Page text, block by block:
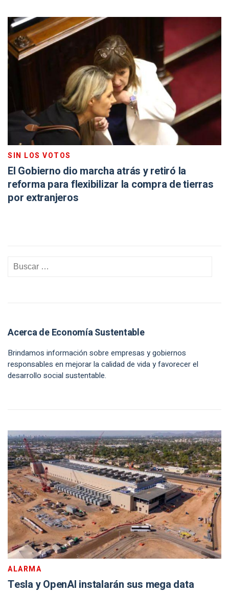
SIN LOS VOTOS
El Gobierno dio marcha atrás y retiró la
reforma para flexibilizar la compra de tierras
por extranjeros
Acerca de Economía Sustentable
Brindamos información sobre empresas y gobiernos
responsables en mejorar la calidad de vida y favorecer el
desarrollo social sustentable.
ALARMA
Tesla y OpenAI instalarán sus mega data